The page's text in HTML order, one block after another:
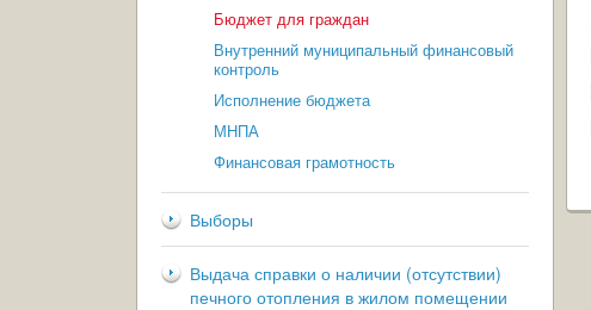
Бюджет для граждан
Внутренний муниципальный финансовый
контроль
Исполнение бюджета
МНПА
Финансовая грамотность
Выборы
Выдача справки о наличии (отсутствии)
печного отопления в жилом помещении